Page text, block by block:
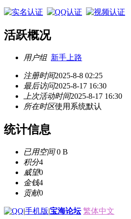
活跃概况
用户组 新手上路
注册时间2025-8-8 02:25
最后访问2025-8-17 16:30
上次活动时间2025-8-17 16:30
所在时区使用系统默认
统计信息
已用空间0 B
积分4
威望0
金钱4
贡献0
|手机版|宝海论坛 繁体中文